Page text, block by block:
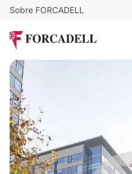
Sobre FORCADELL
BARCELONA MAR
2.215 m²